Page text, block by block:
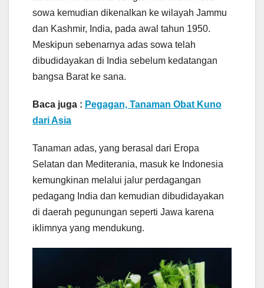
sowa kemudian dikenalkan ke wilayah Jammu
dan Kashmir, India, pada awal tahun 1950.
Meskipun sebenarnya adas sowa telah
dibudidayakan di India sebelum kedatangan
bangsa Barat ke sana.
Baca juga : Pegagan, Tanaman Obat Kuno
dari Asia
Tanaman adas, yang berasal dari Eropa
Selatan dan Mediterania, masuk ke Indonesia
kemungkinan melalui jalur perdagangan
pedagang India dan kemudian dibudidayakan
di daerah pegunungan seperti Jawa karena
iklimnya yang mendukung.